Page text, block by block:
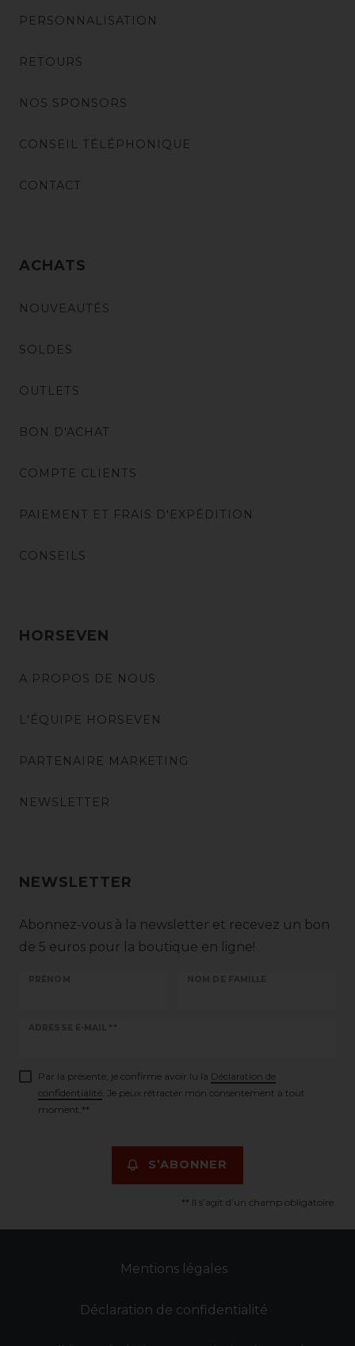
PERSONNALISATION
RETOURS
NOS SPONSORS
CONSEIL TÉLÉPHONIQUE
CONTACT
ACHATS
NOUVEAUTÉS
SOLDES
OUTLETS
BON D'ACHAT
COMPTE CLIENTS
PAIEMENT ET FRAIS D'EXPÉDITION
CONSEILS
HORSEVEN
A PROPOS DE NOUS
L'ÉQUIPE HORSEVEN
PARTENAIRE MARKETING
NEWSLETTER
NEWSLETTER
Abonnez-vous à la newsletter et recevez un bon
de 5 euros pour la boutique en ligne!
PRÉNOM NOM DE FAMILLE
ADRESSE E-MAIL **
Ceres::Template.newsletterHoneypotLabel
Par la présente, je confirme avoir lu la Déclaration de
confidentialité . Je peux rétracter mon consentement à tout
moment.**
S’ABONNER
** Il s’agit d’un champ obligatoire.
Mentions légales
Déclaration de confidentialité